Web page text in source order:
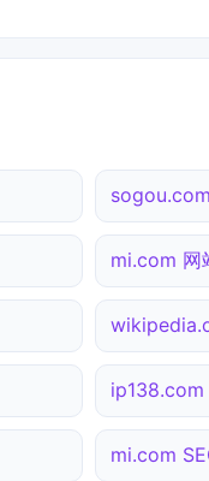
mi.com 网
ip138.com
mi.com